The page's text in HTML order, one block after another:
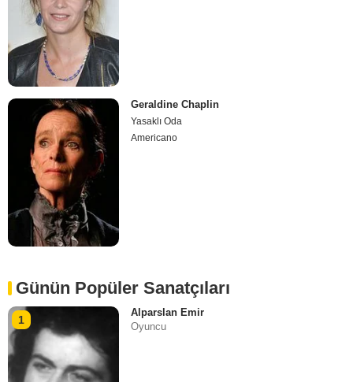
Geraldine Chaplin
Yasaklı Oda
Americano
Günün Popüler Sanatçıları
1
Alparslan Emir
Oyuncu